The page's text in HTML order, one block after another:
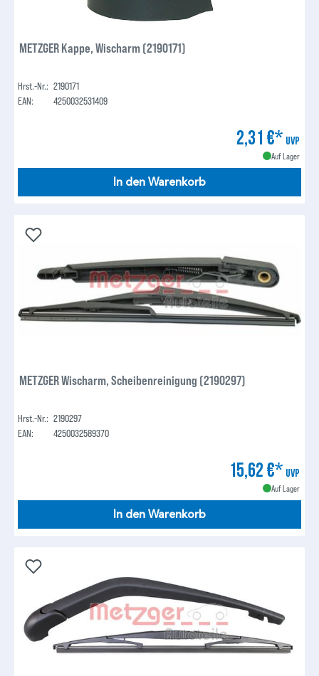
METZGER Kappe, Wischarm (2190171)
Hrst.-Nr.: 2190171
EAN:
4250032531409
2,31 €* UVP
Auf Lager
In den Warenkorb
METZGER Wischarm, Scheibenreinigung (2190297)
Hrst.-Nr.: 2190297
EAN:
4250032589370
15,62 €* UVP
Auf Lager
In den Warenkorb